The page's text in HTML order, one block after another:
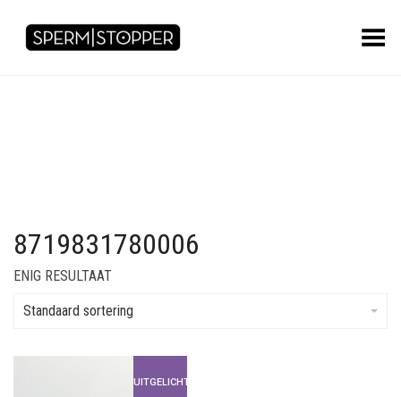
Toggle Menu
8719831780006
ENIG RESULTAAT
Standaard sortering
UITGELICHT